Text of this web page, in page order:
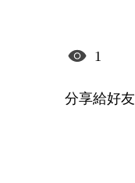
1
分享給好友